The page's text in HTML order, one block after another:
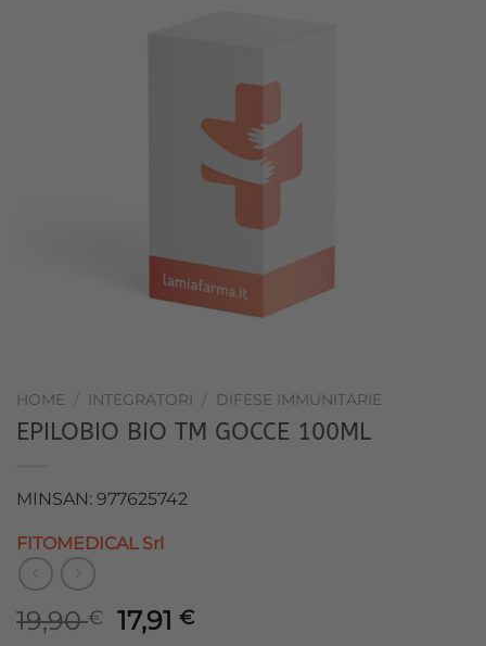
HOME / INTEGRATORI / DIFESE IMMUNITARIE
EPILOBIO BIO TM GOCCE 100ML
MINSAN: 977625742
FITOMEDICAL Srl
19,90€
Il
17,91€Il